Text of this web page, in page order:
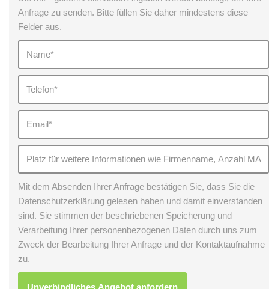
Anfrage zu senden. Bitte füllen Sie daher mindestens diese
Felder aus.
Mit dem Absenden Ihrer Anfrage bestätigen Sie, dass Sie die
Datenschutzerklärung gelesen haben und damit einverstanden
sind. Sie stimmen der beschriebenen Speicherung und
Verarbeitung Ihrer personenbezogenen Daten durch uns zum
Zweck der Bearbeitung Ihrer Anfrage und der Kontaktaufnahme
zu.